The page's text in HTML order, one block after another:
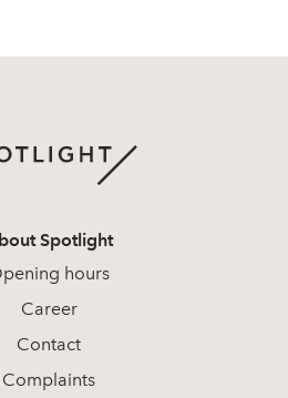
Spotlight
hours
Career
Contact
Complaints